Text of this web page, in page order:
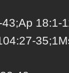
18:1-